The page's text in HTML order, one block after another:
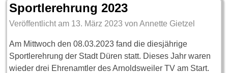
Sportlerehrung 2023
Veröffentlicht am 13. März 2023 vonAnnette Gietzel
Am Mittwoch den 08.03.2023 fand die diesjährige
Sportlerehrung der Stadt Düren statt. Dieses Jahr waren
wieder drei Ehrenamtler des Arnoldsweiler TV am Start.